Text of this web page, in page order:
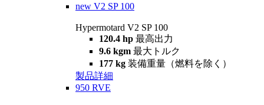
new V2 SP 100
Hypermotard V2 SP 100
120.4 hp 最高出力
9.6 kgm 最大トルク
177 kg 装備重量（燃料を除く）
製品詳細
950 RVE